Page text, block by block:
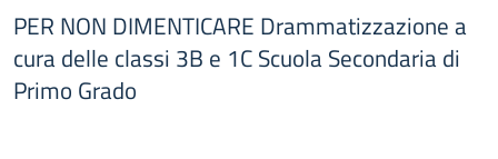
PER NON DIMENTICARE Drammatizzazione a
cura delle classi 3B e 1C Scuola Secondaria di
Primo Grado